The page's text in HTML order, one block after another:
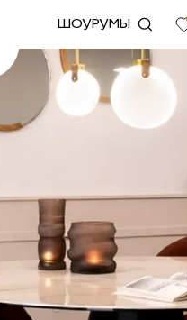
ШОУРУМЫ